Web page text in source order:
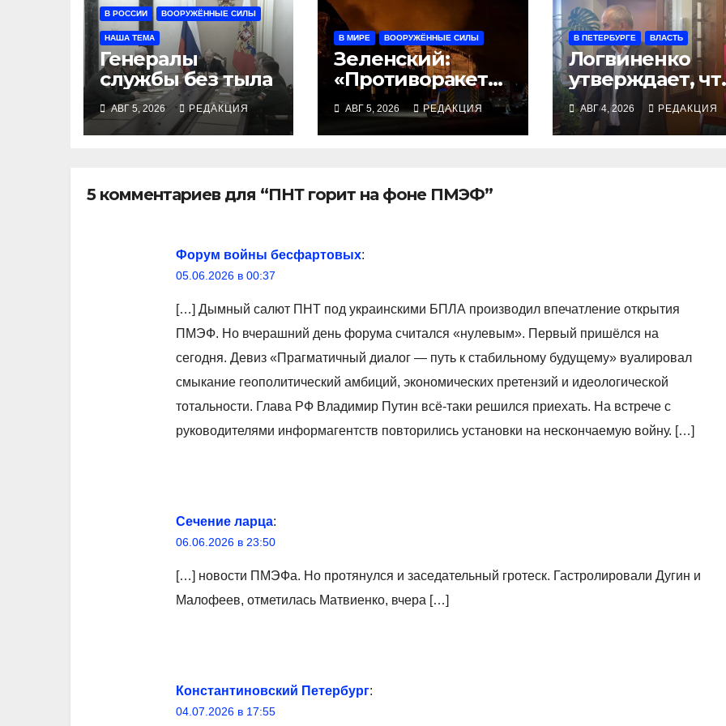
В РОССИИ ВООРУЖЁННЫЕ СИЛЫ
НАША ТЕМА
Генералы
службы без тыла
АВГ 5, 2026 РЕДАКЦИЯ
В МИРЕ ВООРУЖЁННЫЕ СИЛЫ
Зеленский:
«Противоракетн
ые средства
могли бы спасти
погибших
АВГ 5, 2026 РЕДАКЦИЯ
В ПЕТЕРБУРГЕ ВЛАСТЬ
Логвиненко
утверждает,
тратила взятки
на нужды
АВГ 4, 2026 РЕДАКЦИЯ
5 комментариев для “ПНТ горит на фоне ПМЭФ”
Форум войны бесфартовых:
05.06.2026 в 00:37
[…] Дымный салют ПНТ под украинскими БПЛА производил впечатление открытия
ПМЭФ. Но вчерашний день форума считался «нулевым». Первый пришёлся на
сегодня. Девиз «Прагматичный диалог — путь к стабильному будущему» вуалировал
смыкание геополитический амбиций, экономических претензий и идеологической
тотальности. Глава РФ Владимир Путин всё-таки решился приехать. На встрече с
руководителями информагентств повторились установки на нескончаемую войну. […]
Сечение ларца:
06.06.2026 в 23:50
[…] новости ПМЭФа. Но протянулся и заседательный гротеск. Гастролировали Дугин и
Малофеев, отметилась Матвиенко, вчера […]
Константиновский Петербург:
04.07.2026 в 17:55